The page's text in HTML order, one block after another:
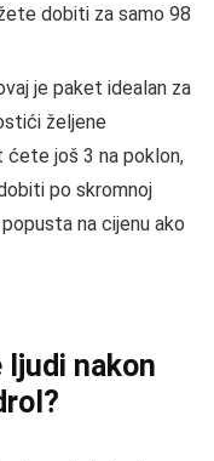
dobiti za samo 98
je paket idealan za
željene
ćete još 3 na poklon,
po skromnoj
na cijenu ako
ljudi nakon